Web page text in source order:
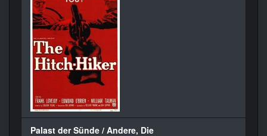
Palast der Sünde / Andere, Die